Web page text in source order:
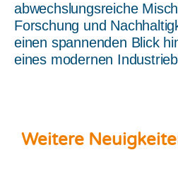
abwechslungsreiche
Forschung und
einen spannenden Blick
eines modernen
Weitere